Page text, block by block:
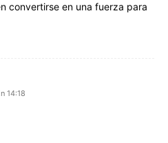
convertirse en una fuerza para
14:18